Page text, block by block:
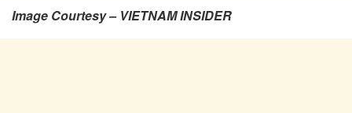
Image Courtesy – VIETNAM INSIDER